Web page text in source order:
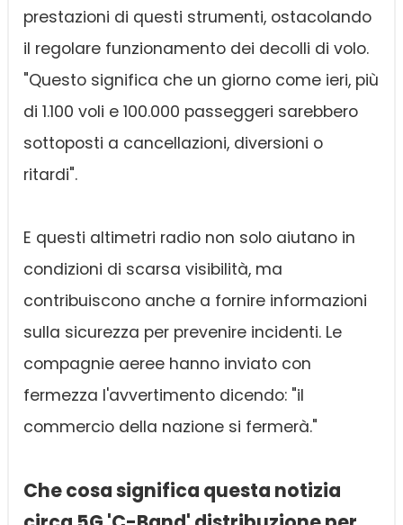
prestazioni di questi strumenti, ostacolando
il regolare funzionamento dei decolli di volo.
"Questo significa che un giorno come ieri, più
di 1.100 voli e 100.000 passeggeri sarebbero
sottoposti a cancellazioni, diversioni o
ritardi".
E questi altimetri radio non solo aiutano in
condizioni di scarsa visibilità, ma
contribuiscono anche a fornire informazioni
sulla sicurezza per prevenire incidenti. Le
compagnie aeree hanno inviato con
fermezza l'avvertimento dicendo: "il
commercio della nazione si fermerà."
Che cosa significa questa notizia